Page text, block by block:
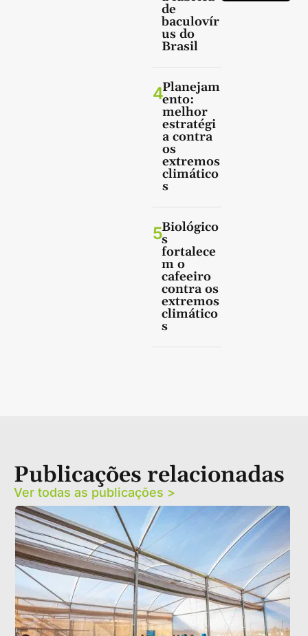
de
baculovír
us do
Brasil
4Planejam
ento:
melhor
estratégi
a contra
os
extremos
climático
s
5Biológico
s
fortalece
m o
cafeeiro
contra os
extremos
climático
s
Publicações relacionadas
Ver todas as publicações >